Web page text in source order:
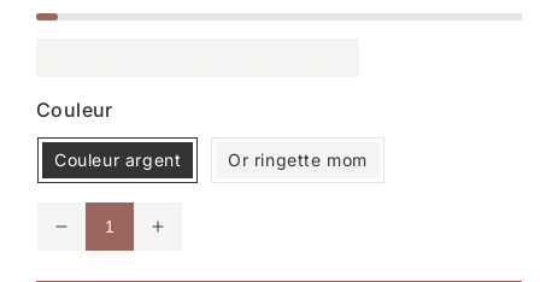
Couleur
Couleur argent Or ringette mom
Réduire
Augmenter